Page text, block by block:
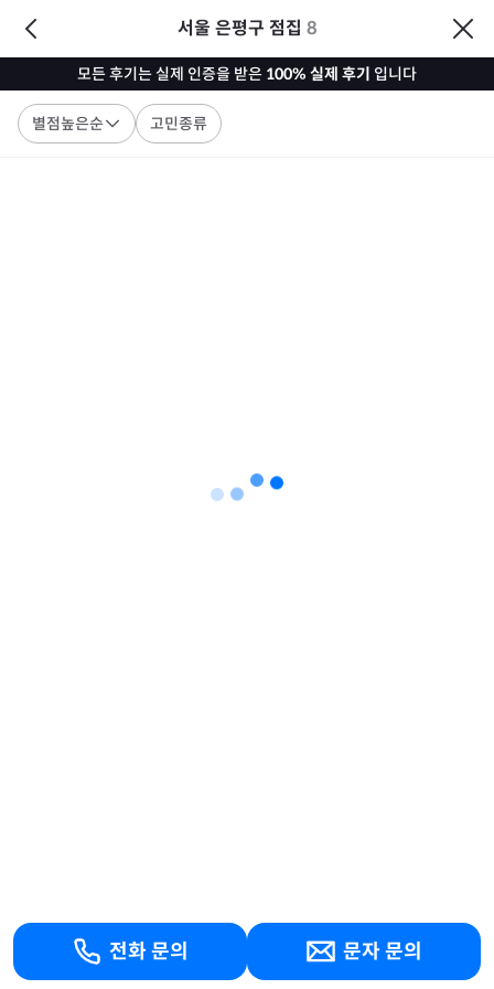
서울 은평구 점집 8
모든 후기는 실제 인증을 받은 100% 실제 후기 입니다
별점높은순 고민종류
전화 문의 문자 문의